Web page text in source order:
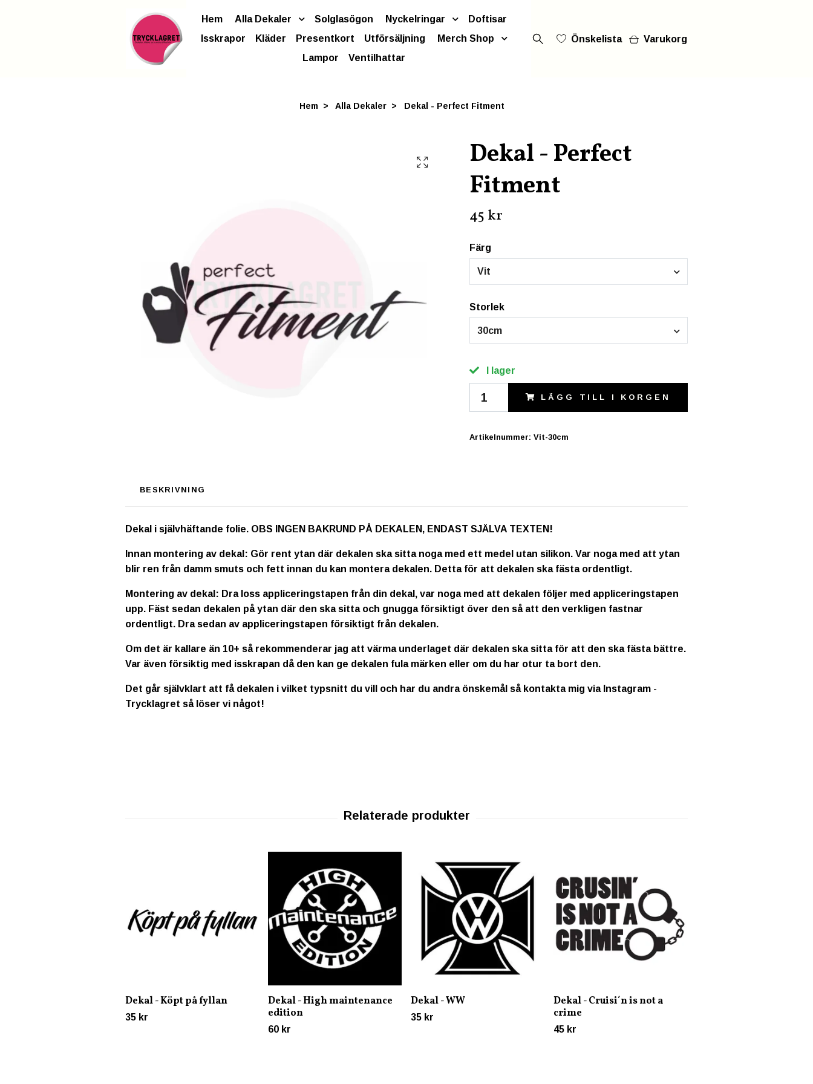
Hem Alla Dekaler Solglasögon Nyckelringar
Doftisar
Isskrapor
Kläder Presentkort Utförsäljning
Merch Shop
Lampor
Ventilhattar
Önskelista Varukorg
Hem Alla Dekaler Dekal - Perfect Fitment
Dekal - Perfect
Fitment
45 kr
Färg
Vit
Storlek
30cm
I lager
LÄGG TILL I KORGEN
Artikelnummer: Vit-30cm
BESKRIVNING
Dekal i självhäftande folie. OBS INGEN BAKRUND PÅ DEKALEN, ENDAST SJÄLVA TEXTEN!
Innan montering av dekal: Gör rent ytan där dekalen ska sitta noga med ett medel utan silikon. Var noga med att ytan
blir ren från damm smuts och fett innan du kan montera dekalen. Detta för att dekalen ska fästa ordentligt.
Montering av dekal: Dra loss appliceringstapen från din dekal, var noga med att dekalen följer med appliceringstapen
upp. Fäst sedan dekalen på ytan där den ska sitta och gnugga försiktigt över den så att den verkligen fastnar
ordentligt. Dra sedan av appliceringstapen försiktigt från dekalen.
Om det är kallare än 10+ så rekommenderar jag att värma underlaget där dekalen ska sitta för att den ska fästa bättre.
Var även försiktig med isskrapan då den kan ge dekalen fula märken eller om du har otur ta bort den.
Det går självklart att få dekalen i vilket typsnitt du vill och har du andra önskemål så kontakta mig via Instagram -
Trycklagret så löser vi något!
Dekal - Köpt på fyllan
35 kr
Dekal - High maintenance
edition
60 kr
Dekal - WW
35 kr
Dekal - Cruisi´n is not a
crime
45 kr